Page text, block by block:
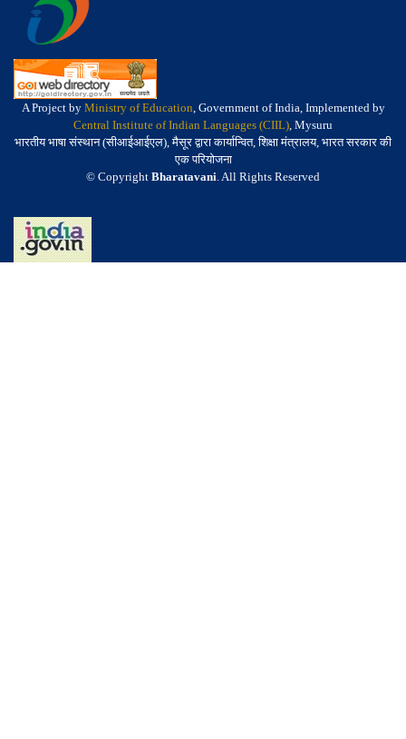
A Project by Ministry of Education, Government of India, Implemented by
Central Institute of Indian Languages (CIIL), Mysuru
भारतीय भाषा संस्थान (सीआईआईएल), मैसूर द्वारा कार्यान्वित, शिक्षा मंत्रालय, भारत सरकार की
एक परियोजना
© Copyright Bharatavani. All Rights Reserved